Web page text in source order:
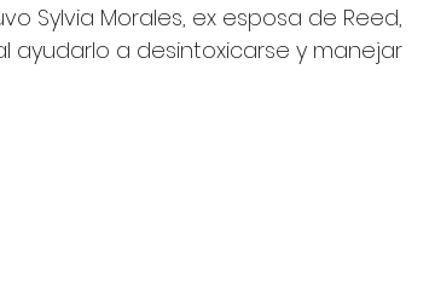
Sylvia Morales, ex esposa de Reed,
ayudarlo a desintoxicarse y manejar